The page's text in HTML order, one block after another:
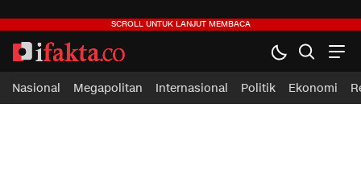
ifakta.co
#pastibenar
Nasional Megapolitan Internasional Politik Ekonomi